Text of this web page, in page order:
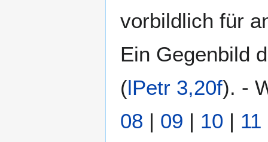
vorbildlich für
Ein Gegenbild
(lPetr 3,20f). -
08 | 09 | 10 | 11